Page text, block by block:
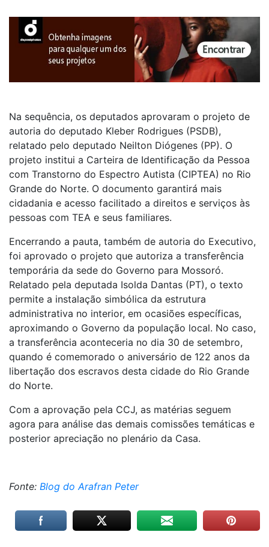
Na sequência, os deputados aprovaram o projeto de
autoria do deputado Kleber Rodrigues (PSDB),
relatado pelo deputado Neilton Diógenes (PP). O
projeto institui a Carteira de Identificação da Pessoa
com Transtorno do Espectro Autista (CIPTEA) no Rio
Grande do Norte. O documento garantirá mais
cidadania e acesso facilitado a direitos e serviços às
pessoas com TEA e seus familiares.
Encerrando a pauta, também de autoria do Executivo,
foi aprovado o projeto que autoriza a transferência
temporária da sede do Governo para Mossoró.
Relatado pela deputada Isolda Dantas (PT), o texto
permite a instalação simbólica da estrutura
administrativa no interior, em ocasiões específicas,
aproximando o Governo da população local. No caso,
a transferência aconteceria no dia 30 de setembro,
quando é comemorado o aniversário de 122 anos da
libertação dos escravos desta cidade do Rio Grande
do Norte.
Com a aprovação pela CCJ, as matérias seguem
agora para análise das demais comissões temáticas e
posterior apreciação no plenário da Casa.
Fonte: Blog do Arafran Peter